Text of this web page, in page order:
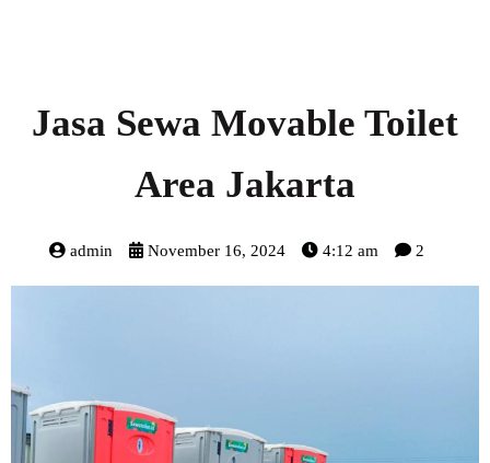
Jasa Sewa Movable Toilet
Area Jakarta
admin November 16, 2024 4:12 am 2